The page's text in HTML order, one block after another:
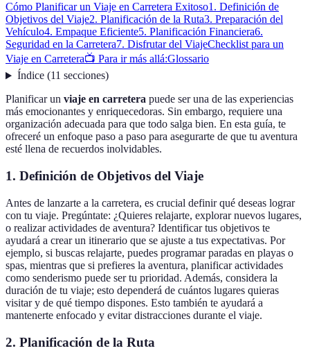
Cómo Planificar un Viaje en Carretera Exitoso1. Definición de
Objetivos del Viaje2. Planificación de la Ruta3. Preparación del
Vehículo4. Empaque Eficiente5. Planificación Financiera6.
Seguridad en la Carretera7. Disfrutar del ViajeChecklist para un
Viaje en Carretera📺 Para ir más allá:Glossario
Índice(11 secciones)
Planificar un viaje en carretera puede ser una de las experiencias
más emocionantes y enriquecedoras. Sin embargo, requiere una
organización adecuada para que todo salga bien. En esta guía, te
ofreceré un enfoque paso a paso para asegurarte de que tu aventura
esté llena de recuerdos inolvidables.
1. Definición de Objetivos del Viaje
Antes de lanzarte a la carretera, es crucial definir qué deseas lograr
con tu viaje. Pregúntate: ¿Quieres relajarte, explorar nuevos lugares,
o realizar actividades de aventura? Identificar tus objetivos te
ayudará a crear un itinerario que se ajuste a tus expectativas. Por
ejemplo, si buscas relajarte, puedes programar paradas en playas o
spas, mientras que si prefieres la aventura, planificar actividades
como senderismo puede ser tu prioridad. Además, considera la
duración de tu viaje; esto dependerá de cuántos lugares quieras
visitar y de qué tiempo dispones. Esto también te ayudará a
mantenerte enfocado y evitar distracciones durante el viaje.
2. Planificación de la Ruta